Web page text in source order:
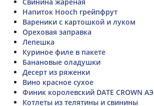
Напиток Hooch грейпфрут
Вареники с картошкой и луком
Ореховая заправка
Лепешка
Куриное филе в пакете
Банановые оладушки
Десерт из ряженки
Вино красное сухое
Финик королевский DATE CROWN АЭ
Котлеты из телятины и свинины